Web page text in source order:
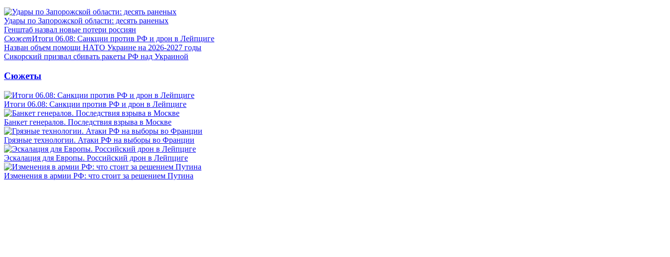
Удары по Запорожской области: десять раненых
Генштаб назвал новые потери россиян
СюжетИтоги 06.08: Санкции против РФ и дрон в Лейпциге
Назван объем помощи НАТО Украине на 2026-2027 годы
Сикорский призвал сбивать ракеты РФ над Украиной
Сюжеты
Итоги 06.08: Санкции против РФ и дрон в Лейпциге
Банкет генералов. Последствия взрыва в Москве
Грязные технологии. Атаки РФ на выборы во Франции
Эскалация для Европы. Российский дрон в Лейпциге
Изменения в армии РФ: что стоит за решением Путина